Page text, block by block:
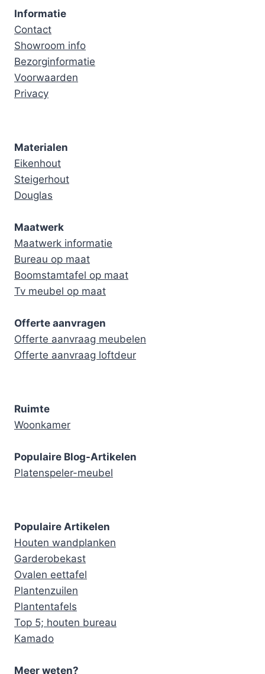
Informatie
Contact
Showroom info
Bezorginformatie
Voorwaarden
Privacy
Materialen
Eikenhout
Steigerhout
Douglas
Maatwerk
Maatwerk informatie
Bureau op maat
Boomstamtafel op maat
Tv meubel op maat
Offerte aanvragen
Offerte aanvraag meubelen
Offerte aanvraag loftdeur
Ruimte
Woonkamer
Populaire Blog-Artikelen
Platenspeler-meubel
Populaire Artikelen
Houten wandplanken
Garderobekast
Ovalen eettafel
Plantenzuilen
Plantentafels
Top 5; houten bureau
Kamado
Meer weten?